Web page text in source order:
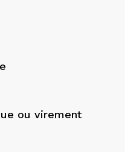
ou virement